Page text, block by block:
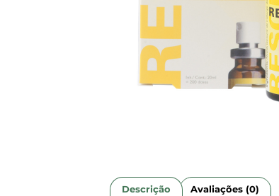
Descrição Avaliações (0)